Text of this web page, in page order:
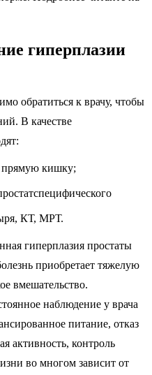
гиперплазии
обратиться к врачу, чтобы
В качестве
прямую кишку;
КТ, МРТ.
гиперплазия простаты
приобретает тяжелую
вмешательство.
наблюдение у врача
питание, отказ
активность, контроль
во многом зависит от